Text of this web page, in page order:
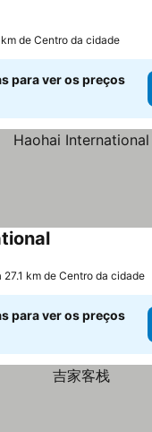
de Centro da cidade
para ver os preços
27.1 km de Centro da cidade
para ver os preços